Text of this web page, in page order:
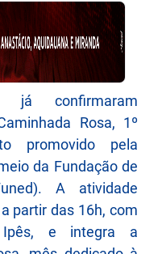
já confirmaram
Rosa, 1º
promovido pela
da Fundação de
A atividade
partir das 16h, com
e integra a